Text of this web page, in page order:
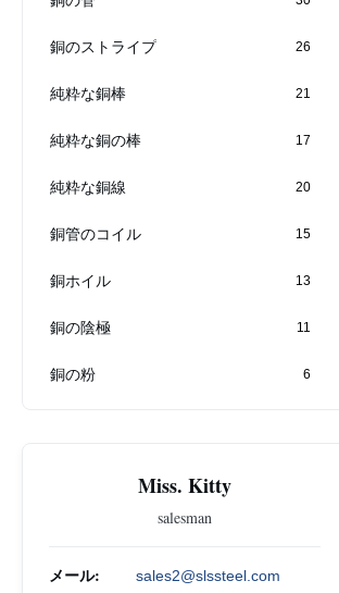
銅のストライプ 26
純粋な銅棒 21
純粋な銅の棒 17
純粋な銅線 20
銅管のコイル 15
銅ホイル 13
銅の陰極 11
銅の粉 6
Miss. Kitty
salesman
メール: sales2@slssteel.com